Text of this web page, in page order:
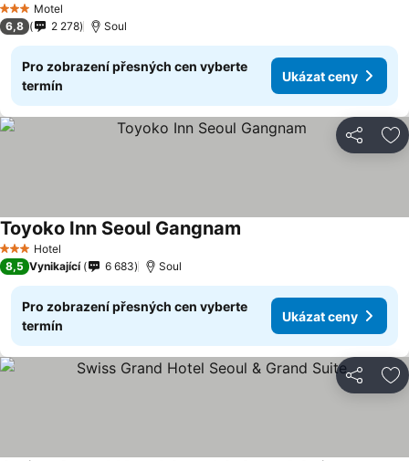
3 Počet hvězdiček
Motel
6,8 2 278 Soul
Pro zobrazení přesných cen vyberte
termín
Ukázat ceny
Sdílet
3 Počet hvězdiček
Hotel
Toyoko Inn Seoul Gangnam
8,5 Vynikající 6 683 Soul
Pro zobrazení přesných cen vyberte
termín
Ukázat ceny
Sdílet